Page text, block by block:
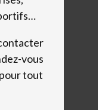
vous
tout